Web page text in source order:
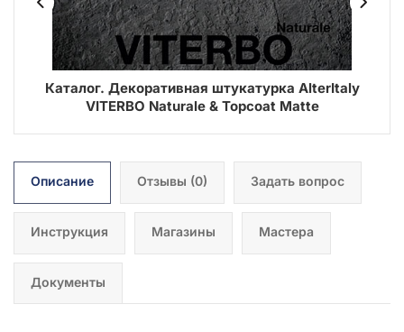
Каталог. Декоративная штукатурка AlterItaly
VITERBO Naturale & Topcoat Matte
Описание Отзывы (0) Задать вопрос
Инструкция Магазины Мастера
Документы